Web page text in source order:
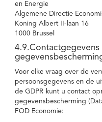
en Energie
Algemene Directie
Koning Albert II-laan 16
1000 Brussel
Voor elke vraag over de
persoonsgegevens en de
de GDPR kunt u contact
gegevensbescherming
FOD Economie: